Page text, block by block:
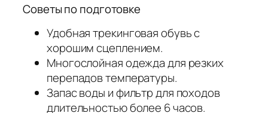
Советы по подготовке
Удобная трекинговая обувь с
хорошим сцеплением.
Многослойная одежда для резких
перепадов температуры.
Запас воды и фильтр для походов
длительностью более 6 часов.